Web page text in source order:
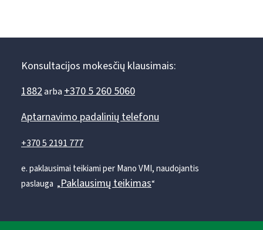
Konsultacijos mokesčių klausimais:
1882arba+370 5 260 5060
Aptarnavimo padalinių telefonu
+370 5 2191 777
e. paklausimai teikiami per Mano VMI, naudojantis
paslauga „Paklausimų teikimas“